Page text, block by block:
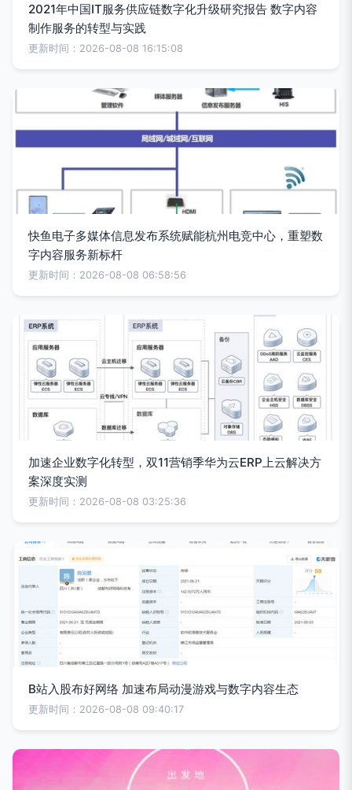
2021年中国IT服务供应链数字化升级研究报告 数字内容
制作服务的转型与实践
更新时间：2026-08-08 16:15:08
快鱼电子多媒体信息发布系统赋能杭州电竞中心，重塑数
字内容服务新标杆
更新时间：2026-08-08 06:58:56
加速企业数字化转型，双11营销季华为云ERP上云解决方
案深度实测
更新时间：2026-08-08 03:25:36
B站入股布好网络 加速布局动漫游戏与数字内容生态
更新时间：2026-08-08 09:40:17